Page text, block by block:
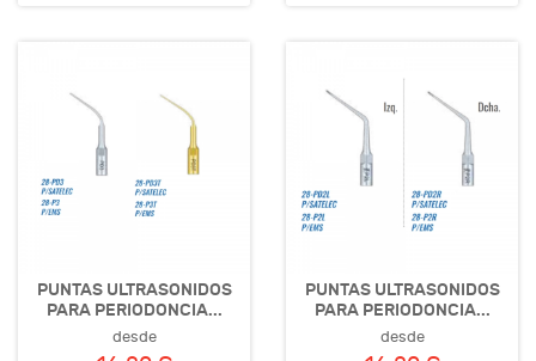
PUNTAS ULTRASONIDOS
PARA PERIODONCIA...
desde
PUNTAS ULTRASONIDOS
PARA PERIODONCIA...
desde